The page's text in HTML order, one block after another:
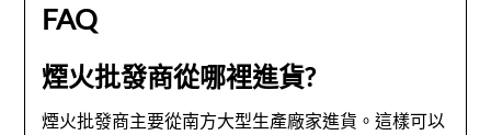
FAQ
煙火批發商從哪裡進貨?
煙火批發商主要從南方大型生產廠家進貨。這樣可以